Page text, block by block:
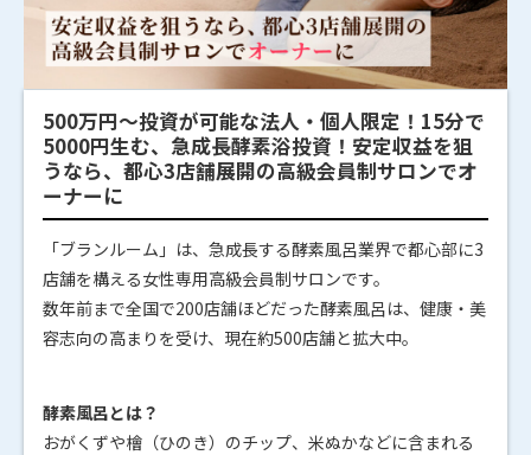
500万円～投資が可能な法人・個人限定！15分で
5000円生む、急成長酵素浴投資！安定収益を狙
うなら、都心3店舗展開の高級会員制サロンでオ
ーナーに
「ブランルーム」は、急成長する酵素風呂業界で都心部に3
店舗を構える女性専用高級会員制サロンです。
数年前まで全国で200店舗ほどだった酵素風呂は、健康・美
容志向の高まりを受け、現在約500店舗と拡大中。
酵素風呂とは？
おがくずや檜（ひのき）のチップ、米ぬかなどに含まれる